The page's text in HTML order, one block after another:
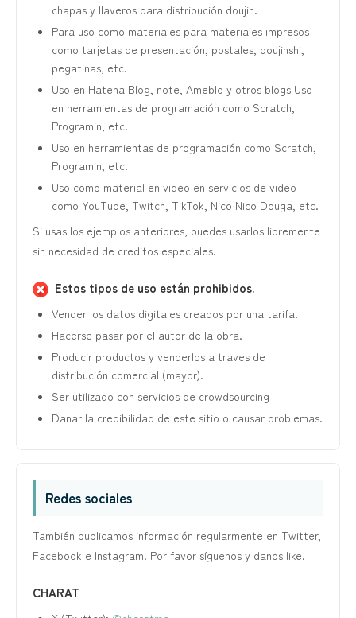
chapas y llaveros para distribución doujin.
Para uso como materiales para materiales impresos
como tarjetas de presentación, postales, doujinshi,
pegatinas, etc.
Uso en Hatena Blog, note, Ameblo y otros blogs Uso
en herramientas de programación como Scratch,
Programin, etc.
Uso en herramientas de programación como Scratch,
Programin, etc.
Uso como material en video en servicios de video
como YouTube, Twitch, TikTok, Nico Nico Douga, etc.
Si usas los ejemplos anteriores, puedes usarlos libremente
sin necesidad de creditos especiales.
Estos tipos de uso están prohibidos.
Vender los datos digitales creados por una tarifa.
Hacerse pasar por el autor de la obra.
Producir productos y venderlos a traves de
distribución comercial (mayor).
Ser utilizado con servicios de crowdsourcing
Danar la credibilidad de este sitio o causar problemas.
Redes sociales
También publicamos información regularmente en Twitter,
Facebook e Instagram. Por favor síguenos y danos like.
CHARAT